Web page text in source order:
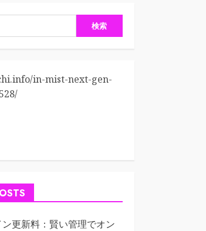
in-mist-next-gen-
更新料：賢い管理でオン